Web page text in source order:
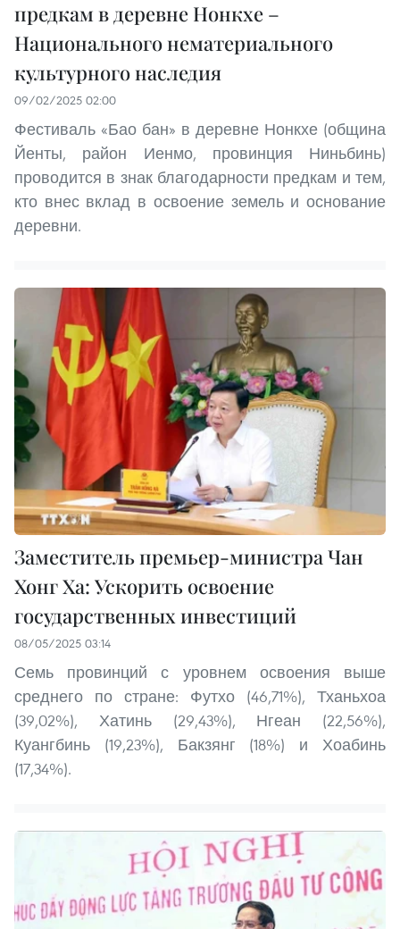
предкам в деревне Нонкхе –
Национального нематериального
культурного наследия
09/02/2025 02:00
Фестиваль «Бао бан» в деревне Нонкхе (община
Йенты, район Иенмо, провинция Ниньбинь)
проводится в знак благодарности предкам и тем,
кто внес вклад в освоение земель и основание
деревни.
Заместитель премьер-министра Чан
Хонг Ха: Ускорить освоение
государственных инвестиций
08/05/2025 03:14
Семь провинций с уровнем освоения выше
среднего по стране: Футхо (46,71%), Тханьхоа
(39,02%), Хатинь (29,43%), Нгеан (22,56%),
Куангбинь (19,23%), Бакзянг (18%) и Хоабинь
(17,34%).